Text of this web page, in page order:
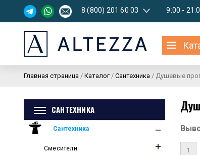
8 (800) 201 60 03 9:00 -
Главная страница / Каталог / Сантехника / Душевые
САНТЕХНИКА
Сантехника
Смесители
1